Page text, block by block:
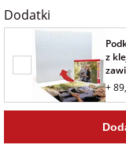
zdjęciem
Fotografie
Naklejki i
naprasowanki
imienne
na rocznicę
na rozpoczęcie
szkoły
dla miłośników
dla brata
dla siostry
Dodatki
z
+